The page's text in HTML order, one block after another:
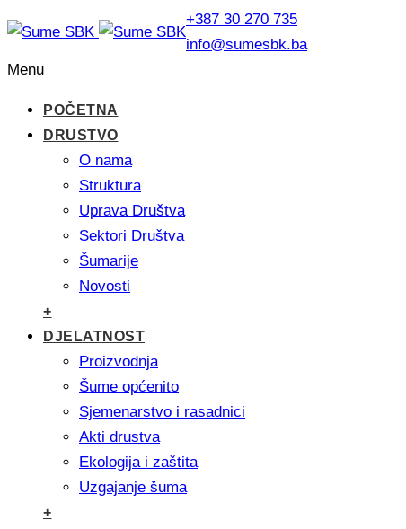
+387 30 270 735
info@sumesbk.ba
Menu
POČETNA
DRUSTVO
O nama
Struktura
Uprava Društva
Sektori Društva
Šumarije
Novosti
+
DJELATNOST
Proizvodnja
Šume općenito
Sjemenarstvo i rasadnici
Akti drustva
Ekologija i zaštita
Uzgajanje šuma
+